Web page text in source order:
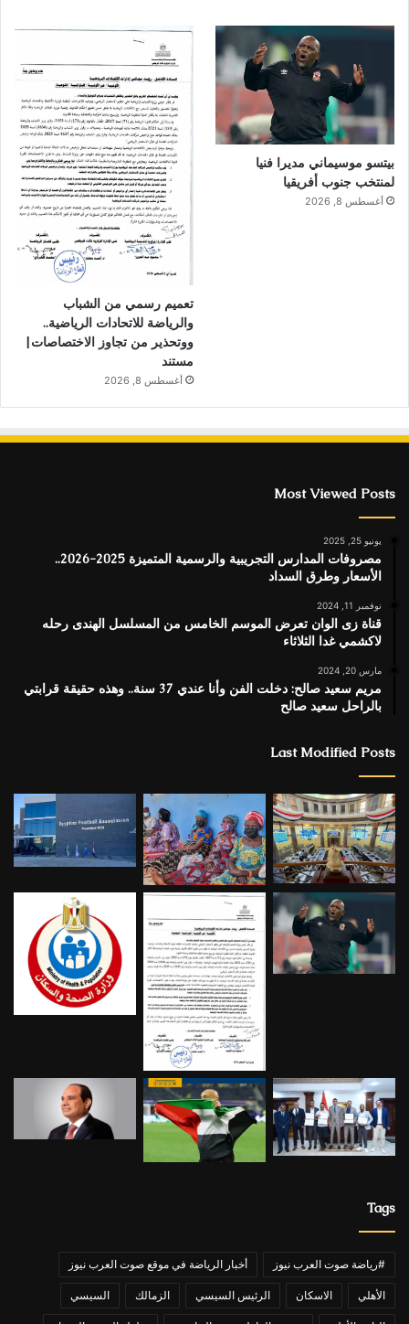
بيتسو موسيماني مديرا فنيا
لمنتخب جنوب أفريقيا
أغسطس 8, 2026
تعميم رسمي من الشباب
والرياضة للاتحادات الرياضية..
ووتحذير من تجاوز الاختصاصات|
مستند
أغسطس 8, 2026
Most Viewed Posts
يونيو 25, 2025
مصروفات المدارس التجريبية والرسمية المتميزة 2025-2026..
الأسعار وطرق السداد
نوفمبر 11, 2024
قناة زى الوان تعرض الموسم الخامس من المسلسل الهندى رحله
لاكشمي غدا الثلاثاء
مارس 20, 2024
مريم سعيد صالح: دخلت الفن وأنا عندي 37 سنة.. وهذه حقيقة قرابتي
بالراحل سعيد صالح
Last Modified Posts
Tags
#رياضة صوت العرب نيوز أخبار الرياضة في موقع صوت العرب نيوز
الأهلي الاسكان الرئيس السيسي الزمالك السيسي